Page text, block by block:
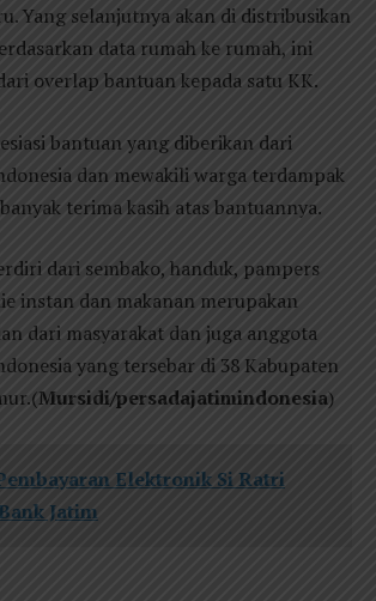
Yang selanjutnya akan di distribusikan
data rumah ke rumah, ini
overlap bantuan kepada satu KK.
bantuan yang diberikan dari
dan mewakili warga terdampak
terima kasih atas bantuannya.
dari sembako, handuk, pampers
instan dan makanan merupakan
dari masyarakat dan juga anggota
yang tersebar di 38 Kabupaten
Mursidi/persadajatimindonesia)
Elektronik Si Ratri
Jatim